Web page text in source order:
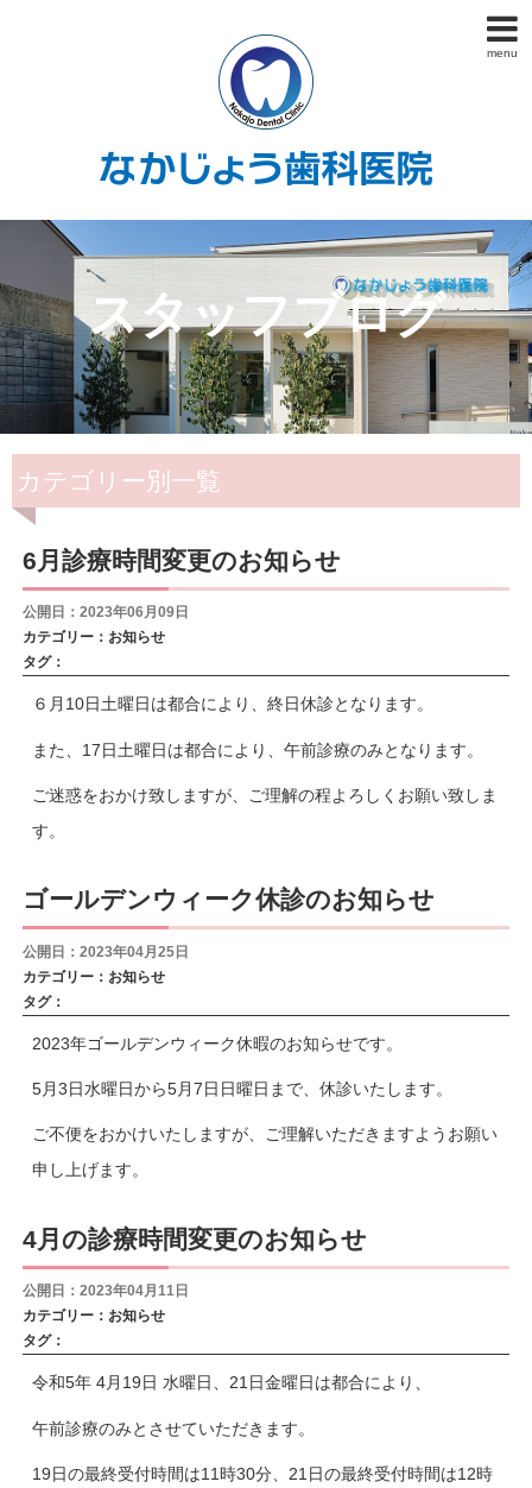
menu
スタッフブログ
カテゴリー別一覧
6月診療時間変更のお知らせ
公開日：2023年06月09日
カテゴリー： お知らせ
タグ：
６月10日土曜日は都合により、終日休診となります。
また、17日土曜日は都合により、午前診療のみとなります。
ご迷惑をおかけ致しますが、ご理解の程よろしくお願い致しま
す。
ゴールデンウィーク休診のお知らせ
公開日：2023年04月25日
カテゴリー： お知らせ
タグ：
2023年ゴールデンウィーク休暇のお知らせです。
5月3日水曜日から5月7日日曜日まで、休診いたします。
ご不便をおかけいたしますが、ご理解いただきますようお願い
申し上げます。
4月の診療時間変更のお知らせ
公開日：2023年04月11日
カテゴリー： お知らせ
タグ：
令和5年 4月19日 水曜日、21日金曜日は都合により、
午前診療のみとさせていただきます。
19日の最終受付時間は11時30分、21日の最終受付時間は12時